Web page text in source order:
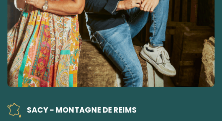
SACY - MONTAGNE DE REIMS